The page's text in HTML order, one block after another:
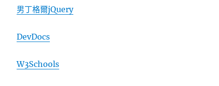
男丁格爾jQuery
DevDocs
W3Schools